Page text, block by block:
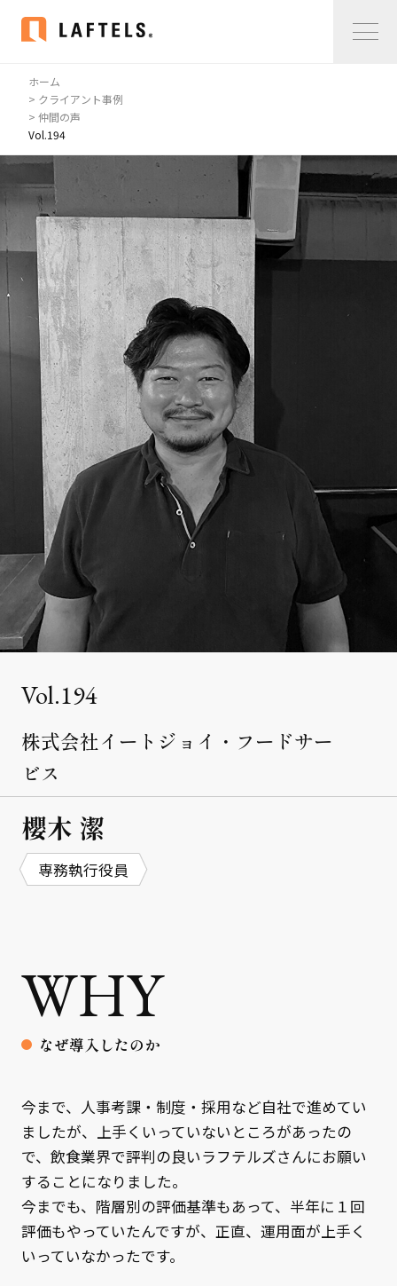
Home
私たちについて
私たちについて
コンサルタント紹介
会社概要
サービス紹介
サービス紹介
事例紹介
仲間の声
クライアント事例
セミナー
セミナー情報
ニュース
ニュース
お問い合わせ
ホーム
> クライアント事例
> 仲間の声
Vol.194
194
株式会社イートジョイ・フードサー
ビス
櫻木 潔
専務執行役員
WHY
なぜ導入したのか
今まで、人事考課・制度・採用など自社で進めてい
ましたが、上手くいっていないところがあったの
で、飲食業界で評判の良いラフテルズさんにお願い
することになりました。
今までも、階層別の評価基準もあって、半年に１回
評価もやっていたんですが、正直、運用面が上手く
いっていなかったです。